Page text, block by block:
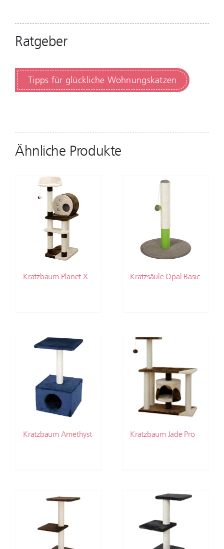
Ratgeber
Tipps für glückliche Wohnungskatzen
Ähnliche Produkte
Kratzbaum Planet X Kratzsäule Opal Basic
Kratzbaum Amethyst Kratzbaum Jade Pro